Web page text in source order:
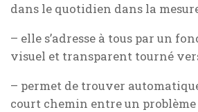
dans le quotidien dans la
– elle s’adresse à tous par un
visuel et transparent tourné
– permet de trouver
court chemin entre un